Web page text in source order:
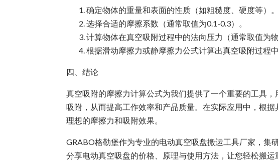
确定物体的重量和表面的性质（如粗糙度、硬度等）。
选择合适的摩擦系数（通常取值为0.1-0.3）。
计算物体在真空吸附过程中的法向压力（通常取值为
根据滑动摩擦力或静摩擦力公式计算出真空吸附过程中
四、结论
真空吸附的摩擦力计算公式为我们提供了一个重要的工具
吸附，从而提高工作效率和产品质量。在实际应用中，根
理想的摩擦力和吸附效果。
GRABO格勒堡作为专业的电动真空吸盘搬运工具厂家，集
分享电动真空吸盘的价格、原理与使用方法，让您轻松搬